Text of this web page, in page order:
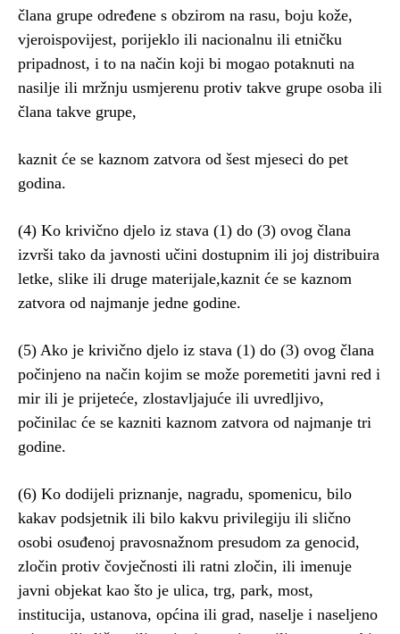
člana grupe određene s obzirom na rasu, boju kože,
vjeroispovijest, porijeklo ili nacionalnu ili etničku
pripadnost, i to na način koji bi mogao potaknuti na
nasilje ili mržnju usmjerenu protiv takve grupe osoba ili
člana takve grupe,
kaznit će se kaznom zatvora od šest mjeseci do pet
godina.
(4) Ko krivično djelo iz stava (1) do (3) ovog člana
izvrši tako da javnosti učini dostupnim ili joj distribuira
letke, slike ili druge materijale,kaznit će se kaznom
zatvora od najmanje jedne godine.
(5) Ako je krivično djelo iz stava (1) do (3) ovog člana
počinjeno na način kojim se može poremetiti javni red i
mir ili je prijeteće, zlostavljajuće ili uvredljivo,
počinilac će se kazniti kaznom zatvora od najmanje tri
godine.
(6) Ko dodijeli priznanje, nagradu, spomenicu, bilo
kakav podsjetnik ili bilo kakvu privilegiju ili slično
osobi osuđenoj pravosnažnom presudom za genocid,
zločin protiv čovječnosti ili ratni zločin, ili imenuje
javni objekat kao što je ulica, trg, park, most,
institucija, ustanova, općina ili grad, naselje i naseljeno